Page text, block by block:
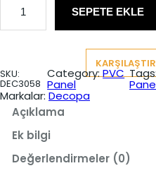
:
₺
1
8
2
a
t
:
₺
4
0
M
e
r
P
SEPETE EKLE
KARŞILAŞTIR
SKU:
DEC3058
Category:PVC
Panel
Markalar: Decopa
Açıklama
Ek bilgi
Değerlendirmeler (0)